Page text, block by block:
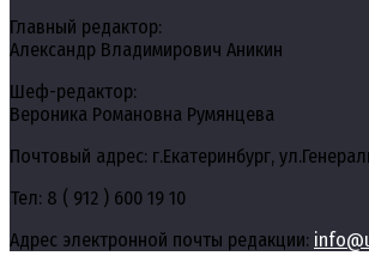
Главный редактор:
Александр Владимирович Аникин
Шеф-редактор:
Вероника Романовна Румянцева
Почтовый адрес: г.Екатеринбург,
Тел: 8 ( 912 ) 600 19 10
Адрес электронной почты редакции: